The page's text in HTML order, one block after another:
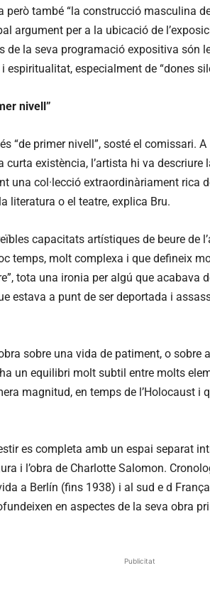
però també “la construcció masculina
argument per a la ubicació de
de la seva programació expositiva són
i espiritualitat, especialment de “dones
nivell”
“de primer nivell”, sosté el comissari. A
curta existència, l’artista hi va descriure
una col·lecció extraordinàriament rica
literatura o el teatre, explica Bru.
capacitats artístiques de beure de
temps, molt complexa i que defineix
tota una ironia per algú que acabava
estava a punt de ser deportada i
sobre una vida de patiment, o sobre
un equilibri molt subtil entre molts
magnitud, en temps de l’Holocaust i
es completa amb un espai separat
i l’obra de Charlotte Salomon.
a Berlín (fins 1938) i al sud e d
en aspectes de la seva obra
Publicitat